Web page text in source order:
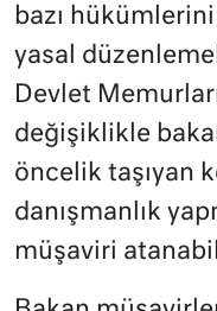
bazı
yasal
Devlet
değişiklikle
öncelik taşıyan
danışmanlık
müşaviri